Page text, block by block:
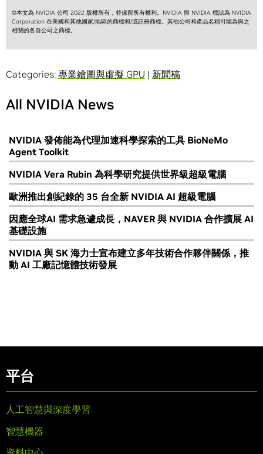
©本文為 NVIDIA 公司 2022 版權所有，並保留所有權利。NVIDIA 與 NVIDIA 標誌為 NVIDIA
Corporation 在美國和其他國家/地區的商標和/或註冊商標。其他公司和產品名稱可能為與之
相關的各自公司之商標。
Categories: 專業繪圖與虛擬 GPU | 新聞稿
All NVIDIA News
NVIDIA 發佈能為代理加速科學探索的工具 BioNeMo
Agent Toolkit
NVIDIA Vera Rubin 為科學研究提供世界級超級電腦
歐洲推出創紀錄的 35 台全新 NVIDIA AI 超級電腦
因應全球AI 需求急遽成長，NAVER 與 NVIDIA 合作擴展 AI
基礎設施
NVIDIA 與 SK 海力士宣布建立多年技術合作夥伴關係，推
動 AI 工廠記憶體技術發展
平台
人工智慧與深度學習
智慧機器